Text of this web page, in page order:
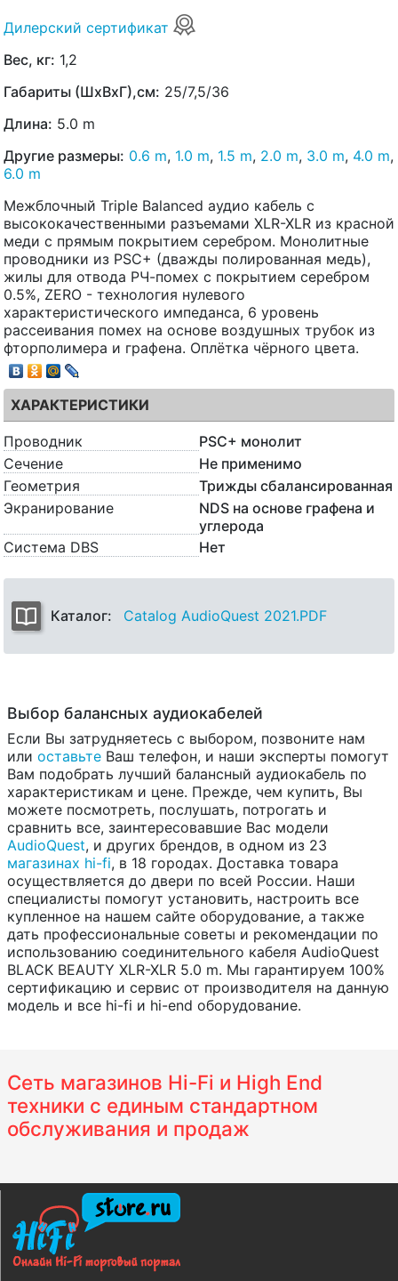
Дилерский сертификат
Вес, кг: 1,2
Габариты (ШхВхГ),см: 25/7,5/36
Длина: 5.0 m
Другие размеры: 0.6 m, 1.0 m, 1.5 m, 2.0 m, 3.0 m, 4.0 m,
6.0 m
Межблочный Triple Balanced аудио кабель с
высококачественными разъемами XLR-XLR из красной
меди с прямым покрытием серебром. Монолитные
проводники из PSC+ (дважды полированная медь),
жилы для отвода РЧ-помех с покрытием серебром
0.5%, ZERO - технология нулевого
характеристического импеданса, 6 уровень
рассеивания помех на основе воздушных трубок из
фторполимера и графена. Оплётка чёрного цвета.
ХАРАКТЕРИСТИКИ
Проводник
PSC+ монолит
Сечение
Не применимо
Геометрия
Трижды сбалансированная
Экранирование
NDS на основе графена и
углерода
Система DBS
Нет
Каталог: Catalog AudioQuest 2021.PDF
Выбор балансных аудиокабелей
Если Вы затрудняетесь с выбором, позвоните нам
или оставьте Ваш телефон, и наши эксперты помогут
Вам подобрать лучший балансный аудиокабель по
характеристикам и цене. Прежде, чем купить, Вы
можете посмотреть, послушать, потрогать и
сравнить все, заинтересовавшие Вас модели
AudioQuest, и других брендов, в одном из 23
магазинах hi-fi, в 18 городах. Доставка товара
осуществляется до двери по всей России. Наши
специалисты помогут установить, настроить все
купленное на нашем сайте оборудование, а также
дать профессиональные советы и рекомендации по
использованию соединительного кабеля AudioQuest
BLACK BEAUTY XLR-XLR 5.0 m. Мы гарантируем 100%
сертификацию и сервис от производителя на данную
модель и все hi-fi и hi-end оборудование.
Сеть магазинов Hi-Fi и High End
техники с единым стандартном
обслуживания и продаж